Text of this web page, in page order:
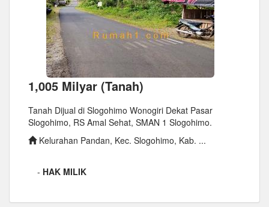
1,005 Milyar (Tanah)
Tanah Dijual di Slogohimo Wonogiri Dekat Pasar
Slogohimo, RS Amal Sehat, SMAN 1 Slogohimo.
Kelurahan Pandan, Kec. Slogohimo, Kab. ...
- HAK MILIK